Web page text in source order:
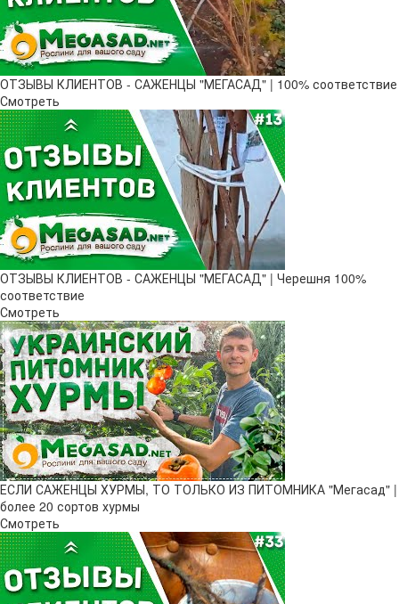
ОТЗЫВЫ КЛИЕНТОВ - САЖЕНЦЫ "МЕГАСАД" | 100% соответствие
Смотреть
ОТЗЫВЫ КЛИЕНТОВ - САЖЕНЦЫ "МЕГАСАД" | Черешня 100%
соответствие
Смотреть
ЕСЛИ САЖЕНЦЫ ХУРМЫ, ТО ТОЛЬКО ИЗ ПИТОМНИКА "Мегасад" |
более 20 сортов хурмы
Смотреть